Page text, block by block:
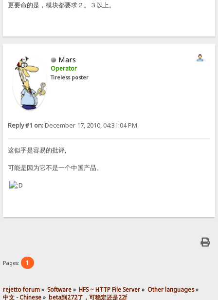
更要命的是，模块都要求２。３以上。
Mars
Operator
Tireless poster
Reply #1 on:December 17, 2010, 04:31:04 PM
这似乎是容易的批评,
可能是因为它不是一个中国产品。
Pages: 1
rejetto forum» Software» HFS ~ HTTP File Server» Other languages»
中文 - Chinese» beta到272了，可稳定还是22f